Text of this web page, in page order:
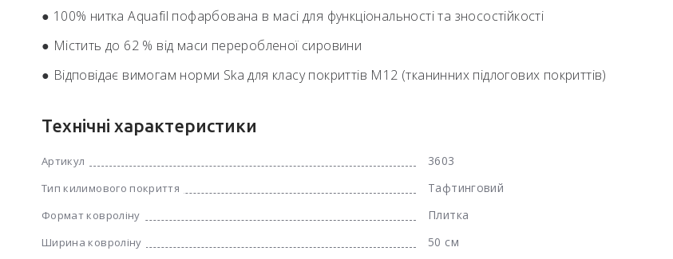
● 100% нитка Aquafil пофарбована в масі для функціональності та зносостійкості
● Містить до 62 % від маси переробленої сировини
● Відповідає вимогам норми Ska для класу покриттів M12 (тканинних підлогових покриттів)
Технічні характеристики
Артикул 3603
Тип килимового покриття Тафтинговий
Формат ковроліну Плитка
Ширина ковроліну 50 см